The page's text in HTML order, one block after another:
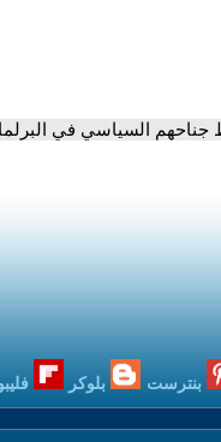
السياسي في
بنترست بلوكر